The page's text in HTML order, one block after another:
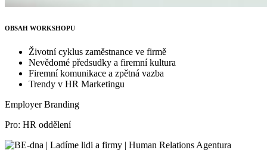
OBSAH WORKSHOPU
Životní cyklus zaměstnance ve firmě
Nevědomé předsudky a firemní kultura
Firemní komunikace a zpětná vazba
Trendy v HR Marketingu
Employer Branding
Pro: HR oddělení